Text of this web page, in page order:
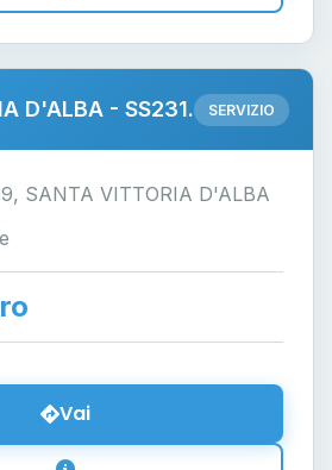
D'ALBA - SS231. SERVIZIO
SANTA VITTORIA D'ALBA
Vai